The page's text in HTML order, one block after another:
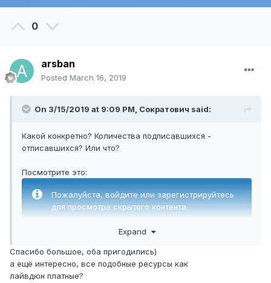
0
arsban
Posted March 16, 2019
On 3/15/2019 at 9:09 PM, Сократович said:
Какой конкретно? Количества подписавшихся -
отписавшихся? Или что?
Посмотрите это:
Пожалуйста, войдите или зарегистрируйтесь
для просмотра скрытого контента.
Или это:
Пожалуйста, войдите или зарегистрируйтесь
Expand
Спасибо большое, оба пригодились)
а ещё интересно, все подобные ресурсы как
лайвдюн платные?